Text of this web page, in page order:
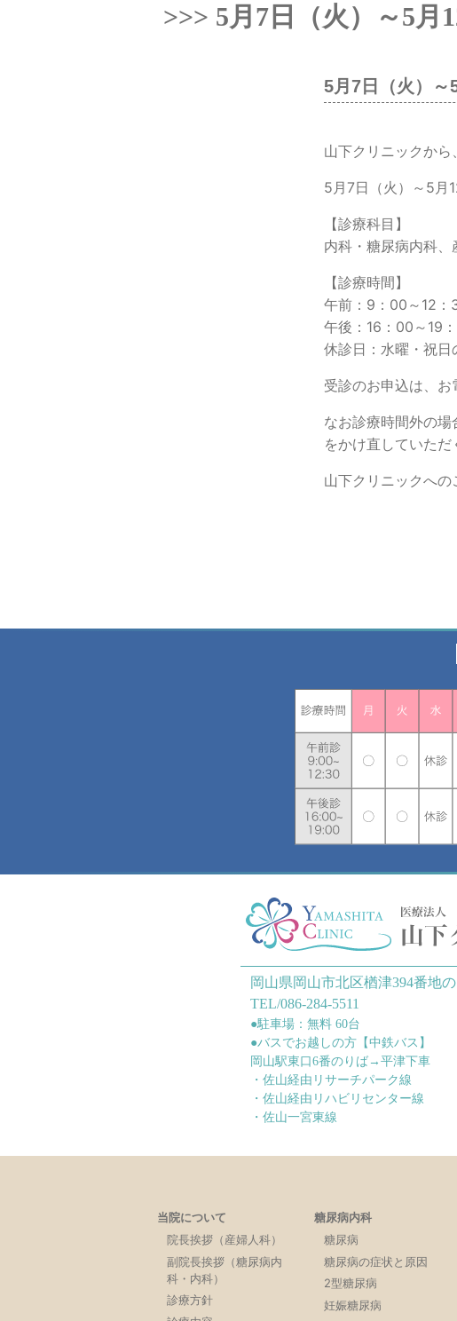
>>> 5月7日（火）～5
5月7日（火）～
山下クリニックから
5月7日（火）～5月
【診療科目】
内科・糖尿病内科、
【診療時間】
午前：9：00～12：
午後：16：00～19
休診日：水曜・祝
受診のお申込は、お
なお診療時間外の
をかけ直していただ
山下クリニックへの
岡山県岡山市北区楢津394番地の
TEL/086-284-5511
●駐車場：無料 60台
●バスでお越しの方【中鉄バス】
岡山駅東口6番のりば→平津下車
・佐山経由リサーチパーク線
・佐山経由リハビリセンター線
・佐山一宮東線
当院について
院長挨拶（産婦人科）
副院長挨拶（糖尿病内
科・内科）
診療方針
糖尿病内科
糖尿病
糖尿病の症状と原因
2型糖尿病
妊娠糖尿病